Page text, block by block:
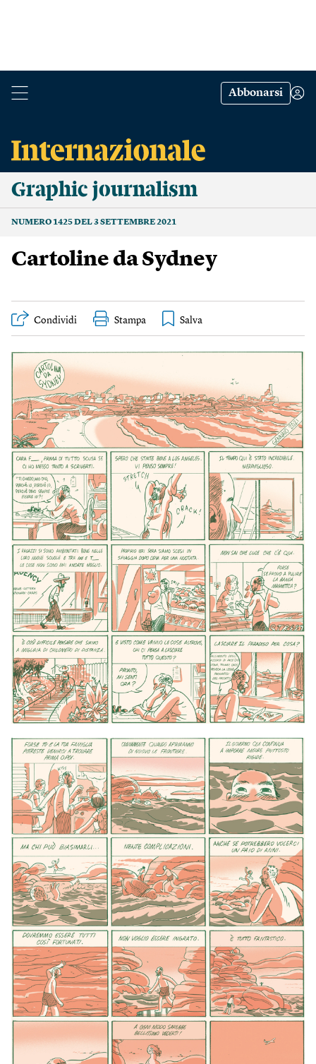
Abbonarsi
Graphic journalism
NUMERO 1425 DEL 3 SETTEMBRE 2021
Cartoline da Sydney
Condividi Stampa